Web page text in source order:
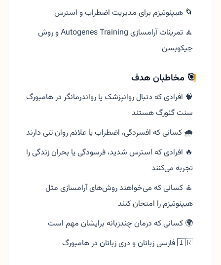
🌀 هیپنوتیزم برای مدیریت اضطراب و استرس
🧘 تمرینات آرامسازی Autogenes Training و روش
جیکوبسن
🎯 مخاطبان هدف
🧠 افرادی که دنبال روانپزشک یا رواندرمانگر در هامبورگ
سنت گئورگ هستند
🌧️ کسانی که افسردگی، اضطراب یا علائم روان تنی دارند
🔥 افرادی که استرس شدید، فرسودگی یا بحران زندگی را
تجربه می‌کنند
🧘 کسانی که می‌خواهند روش‌های آرامسازی مثل
هیپنوتیزم را امتحان کنند
🌍 کسانی که درمان چندزبانه برایشان مهم است
🇮🇷 فارسی زبانان و دری زبانان در هامبورگ